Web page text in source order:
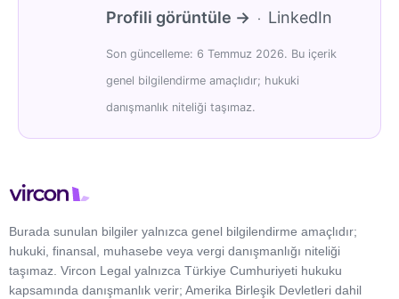
Profili görüntüle → · LinkedIn
Son güncelleme: 6 Temmuz 2026. Bu içerik
genel bilgilendirme amaçlıdır; hukuki
danışmanlık niteliği taşımaz.
Burada sunulan bilgiler yalnızca genel bilgilendirme amaçlıdır;
hukuki, finansal, muhasebe veya vergi danışmanlığı niteliği
taşımaz. Vircon Legal yalnızca Türkiye Cumhuriyeti hukuku
kapsamında danışmanlık verir; Amerika Birleşik Devletleri dahil